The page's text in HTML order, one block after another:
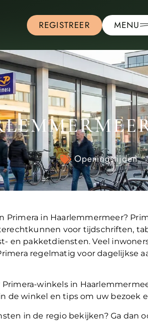
REGISTREER MENU
Openingstijden
in Haarlemmermeer?
voor tijdschriften,
en pakketdiensten. Veel
regelmatig voor dagelijkse
winkels in
winkel en tips om uw bezoek
in de regio bekijken? Ga dan